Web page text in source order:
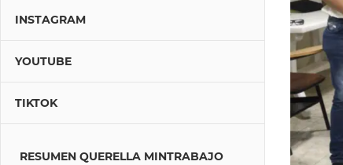
INSTAGRAM
YOUTUBE
TIKTOK
RESUMEN QUERELLA MINTRABAJO